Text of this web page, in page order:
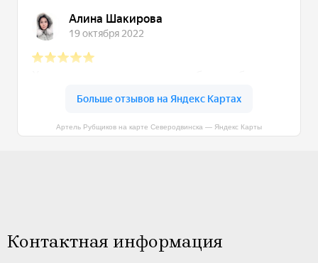
Артель Рубщиков на карте Северодвинска — Яндекс Карты
Контактная информация